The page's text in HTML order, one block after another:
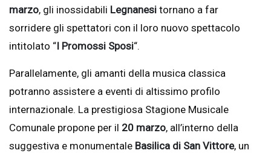
marzo, gli inossidabili Legnanesi tornano a far
sorridere gli spettatori con il loro nuovo spettacolo
intitolato “I Promossi Sposi“.
Parallelamente, gli amanti della musica classica
potranno assistere a eventi di altissimo profilo
internazionale. La prestigiosa Stagione Musicale
Comunale propone per il 20 marzo, all’interno della
suggestiva e monumentale Basilica di San Vittore, un